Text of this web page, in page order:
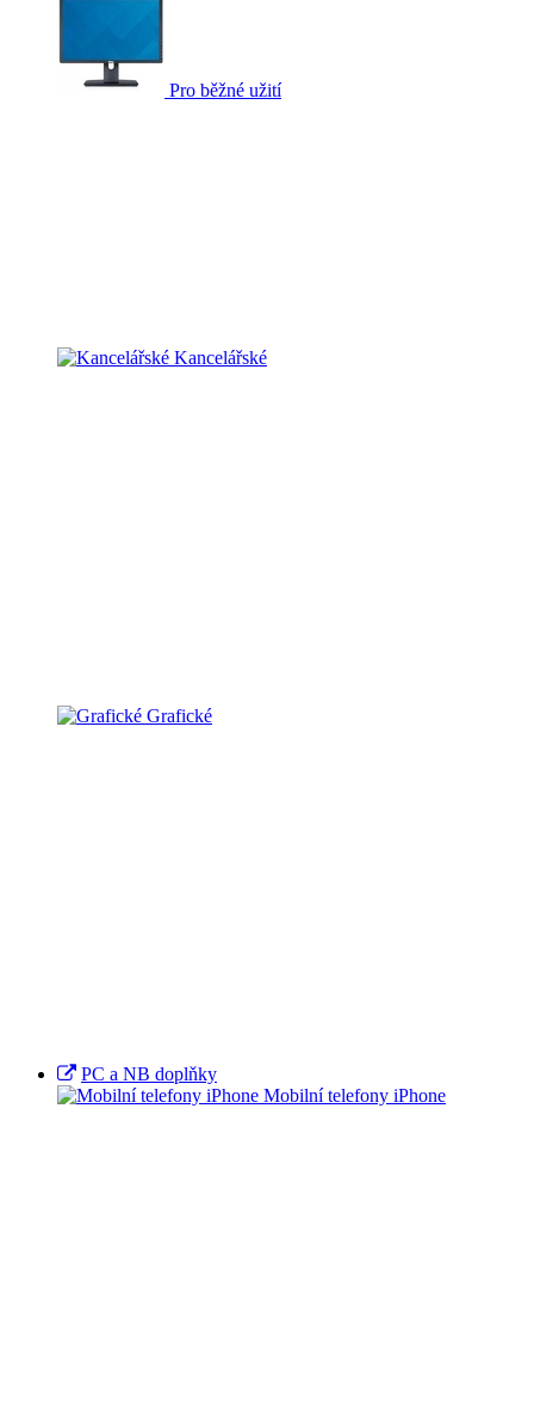
Pro běžné užití
Kancelářské
Grafické
PC a NB doplňky
Mobilní telefony iPhone